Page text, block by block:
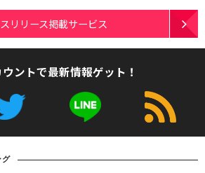
リリース掲載サービス
ントで最新情報ゲット！
グ